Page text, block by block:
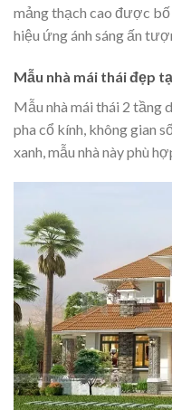
mảng thạch cao được
hiệu ứng ánh sáng ấn
Mẫu nhà mái thái đẹp
Mẫu nhà mái thái 2 tầng
pha cổ kính, không gian
xanh, mẫu nhà này phù